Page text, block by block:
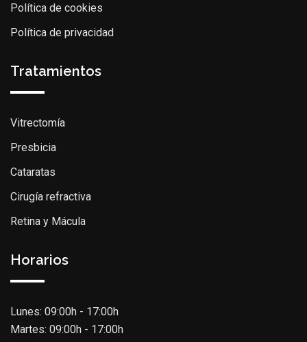
Política de cookies
Política de privacidad
Tratamientos
Vitrectomía
Presbicia
Cataratas
Cirugía refractiva
Retina y Mácula
Horarios
Lunes: 09:00h - 17:00h
Martes: 09:00h - 17:00h